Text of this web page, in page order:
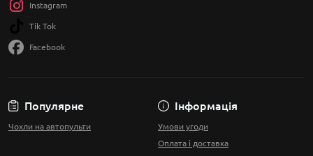
Популярне
Чохли на автопульти
Інформація
Умови угоди
Оплата і доставка
Instagram
Tik Tok
Facebook